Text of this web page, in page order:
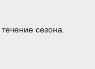
сезона.